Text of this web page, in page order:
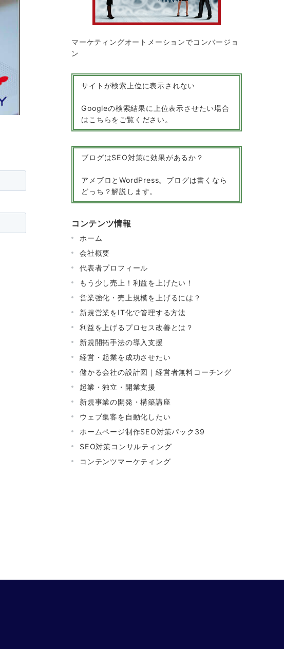
マーケティングオートメーションでコンバージョ
ン
サイトが検索上位に表示されない
Googleの検索結果に上位表示させたい場合
はこちらをご覧ください。
ブログはSEO対策に効果があるか？
アメブロとWordPress。ブログは書くなら
どっち？解説します。
コンテンツ情報
ホーム
会社概要
代表者プロフィール
もう少し売上！利益を上げたい！
営業強化・売上規模を上げるには？
新規営業をIT化で管理する方法
利益を上げるプロセス改善とは？
新規開拓手法の導入支援
経営・起業を成功させたい
儲かる会社の設計図｜経営者無料コーチング
起業・独立・開業支援
新規事業の開発・構築講座
ウェブ集客を自動化したい
ホームページ制作SEO対策パック39
SEO対策コンサルティング
コンテンツマーケティング